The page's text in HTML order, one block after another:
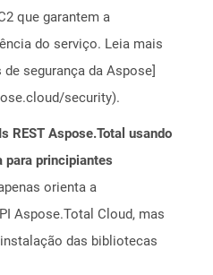
que garantem a
do serviço. Leia mais
segurança da Aspose]
security).
REST Aspose.Total usando
para principiantes
orienta a
Aspose.Total Cloud, mas
das bibliotecas